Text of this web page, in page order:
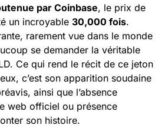
par Coinbase, le prix de
un incroyable 30,000 fois.
rarement vue dans le monde
se demander la véritable
Ce qui rend le récit de ce jeton
c’est son apparition soudaine
ainsi que l’absence
web officiel ou présence
son histoire.